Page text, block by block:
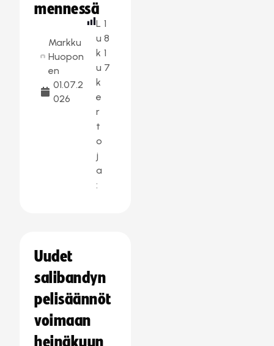
mennessä
Markku
Huopon
en
01.07.2
026
L
u
k
u
k
e
r
t
o
j
a
:
1
8
1
7
Uudet
salibandyn
pelisäännöt
voimaan
heinäkuun